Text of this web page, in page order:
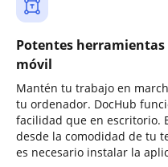
Potentes herramientas
móvil
Mantén tu trabajo en
tu ordenador. DocHub
facilidad que en escritorio.
desde la comodidad de tu
es necesario instalar la